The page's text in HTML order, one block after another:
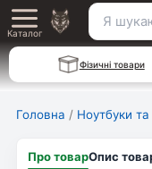
Перейти
до
вмісту
Main
Menu
Каталог
Пошук
для:
Фізичні товари
Головна / Ноутбуки
Про товарОпис